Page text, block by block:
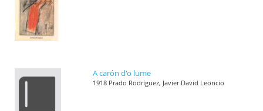
A carón d'o lume
1918 Prado Rodríguez, Javier David Leoncio